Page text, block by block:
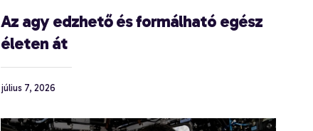
Az agy edzhető és formálható egész
életen át
július 7, 2026